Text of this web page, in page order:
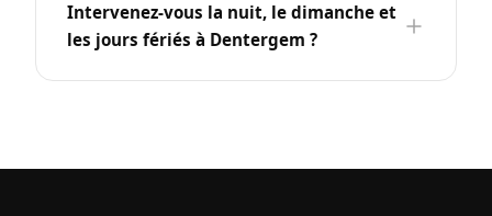
Intervenez-vous la nuit, le dimanche et
les jours fériés à Dentergem ?